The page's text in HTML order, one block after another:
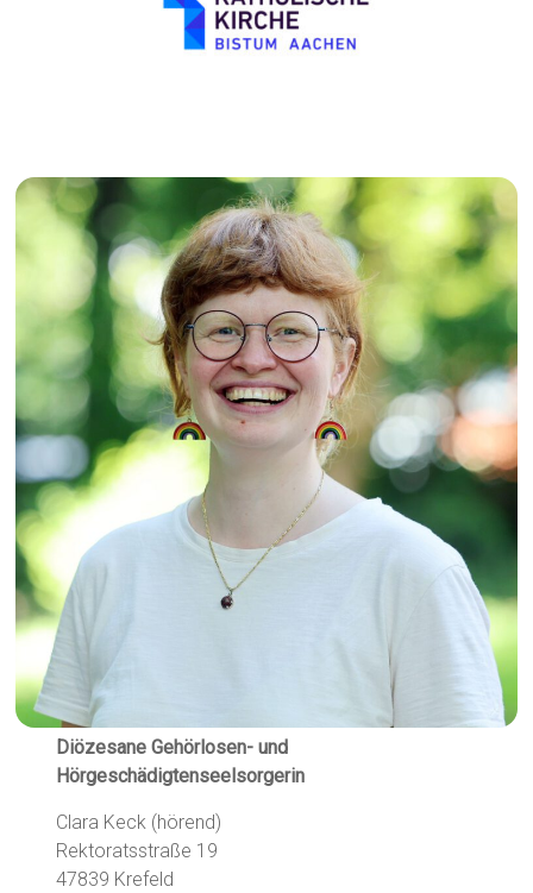
Diözesane Gehörlosen- und
Hörgeschädigtenseelsorgerin
Clara Keck (hörend)
Rektoratsstraße 19
47839 Krefeld